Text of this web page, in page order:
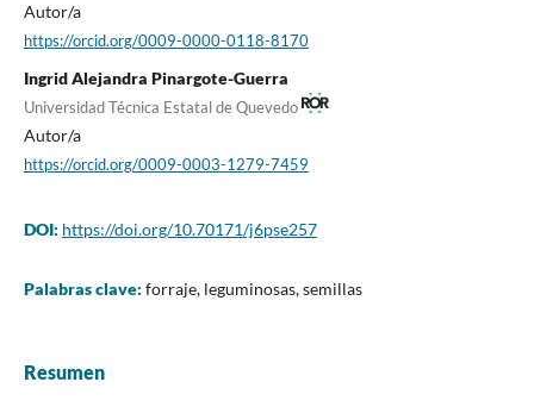
Autor/a
https://orcid.org/0009-0000-0118-8170
Ingrid Alejandra Pinargote-Guerra
Universidad Técnica Estatal de Quevedo
Autor/a
https://orcid.org/0009-0003-1279-7459
DOI: https://doi.org/10.70171/j6pse257
Palabras clave: forraje, leguminosas, semillas
Resumen